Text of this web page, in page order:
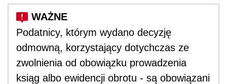
Podatnicy, którym wydano decyzję
odmowną, korzystający dotychczas ze
zwolnienia od obowiązku prowadzenia
ksiąg albo ewidencji obrotu - są obowiązani